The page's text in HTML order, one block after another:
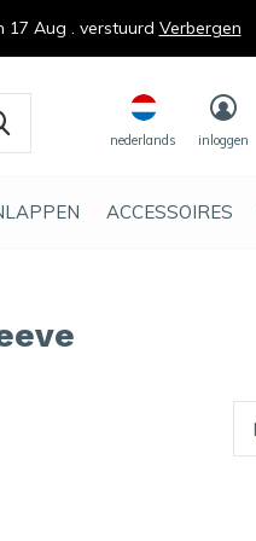
ACCESSOIRES
nederlands inloggen
Aug . verstuurd Verbergen